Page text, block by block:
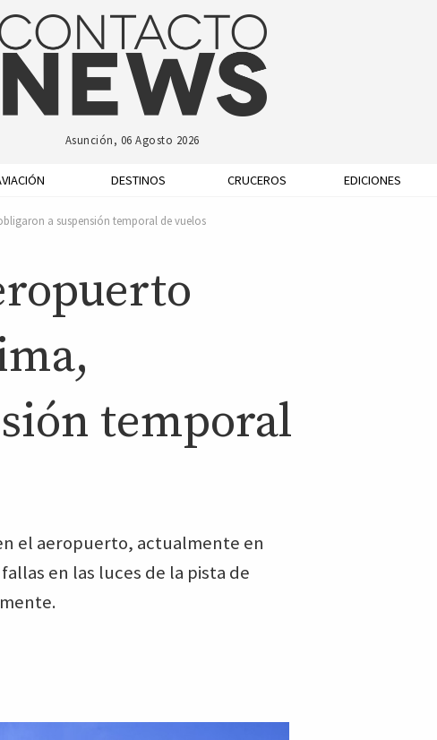
Asunción, 06 Agosto 2026
DESTINOS CRUCEROS EDICIONES
a suspensión temporal de vuelos
temporal
el aeropuerto, actualmente en
en las luces de la pista de